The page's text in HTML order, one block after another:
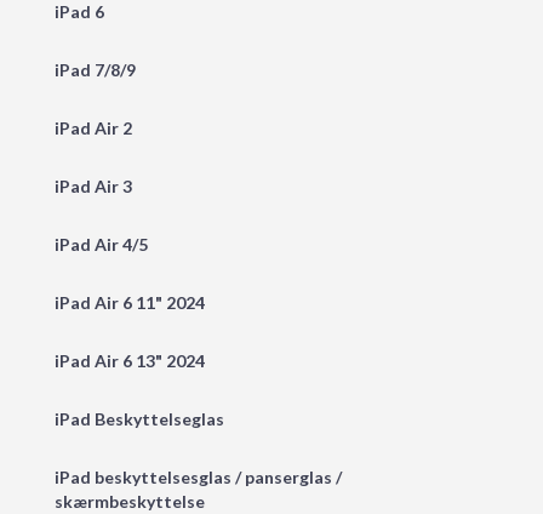
iPad 6
iPad 7/8/9
iPad Air 2
iPad Air 3
iPad Air 4/5
iPad Air 6 11" 2024
iPad Air 6 13" 2024
iPad Beskyttelseglas
iPad beskyttelsesglas / panserglas /
skærmbeskyttelse